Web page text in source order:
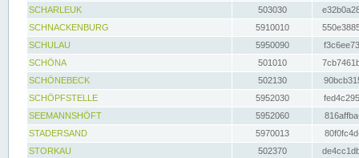
SCHARLEUK
503030
SCHNACKENBURG
5910010
SCHULAU
5950090
SCHÖNA
501010
SCHÖNEBECK
502130
SCHÖPFSTELLE
5952030
SEEMANNSHÖFT
5952060
STADERSAND
5970013
STORKAU
502370